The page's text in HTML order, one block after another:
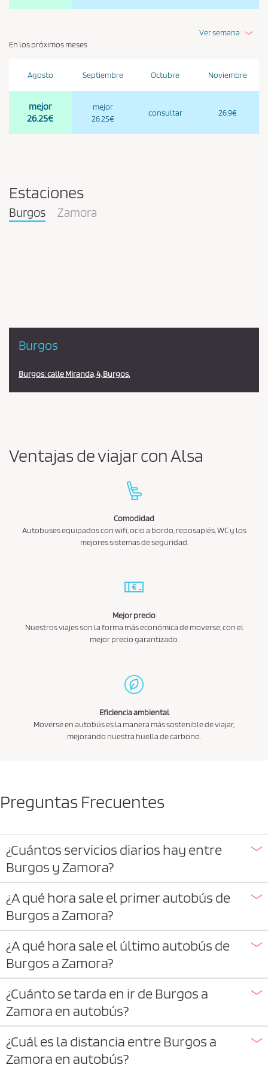
Ver semana
En los próximos meses
Agosto
mejor
26.25€
Septiembre
mejor
26.25€
Octubre
consultar
Noviembre
26.9€
Estaciones
Burgos Zamora
Burgos
Burgos: calle Miranda, 4, Burgos.
Ventajas de viajar con Alsa
Comodidad
Autobuses equipados con wifi, ocio a bordo, reposapiés, WC y los
mejores sistemas de seguridad.
Mejor precio
Nuestros viajes son la forma más económica de moverse, con el
mejor precio garantizado.
Eficiencia ambiental
Moverse en autobús es la manera más sostenible de viajar,
mejorando nuestra huella de carbono.
Preguntas Frecuentes
¿Cuántos servicios diarios hay entre
Burgos y Zamora?
¿A qué hora sale el primer autobús de
Burgos a Zamora?
¿A qué hora sale el último autobús de
Burgos a Zamora?
¿Cuánto se tarda en ir de Burgos a
Zamora en autobús?
¿Cuál es la distancia entre Burgos a
Zamora en autobús?